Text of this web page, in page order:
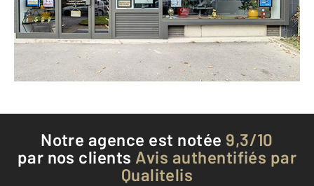
Envoyer un message
Téléphoner à l'agence
Notre agence est notée 9,3/10
par nos clients Avis authentifiés par
Qualitelis